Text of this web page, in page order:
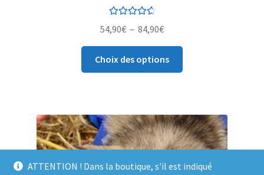
ATTENTION ! Dans la boutique, s'il est indiqué
54,90€ – 84,90€
Choix des options